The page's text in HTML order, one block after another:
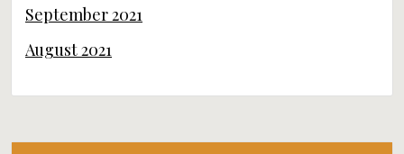
September 2021
August 2021